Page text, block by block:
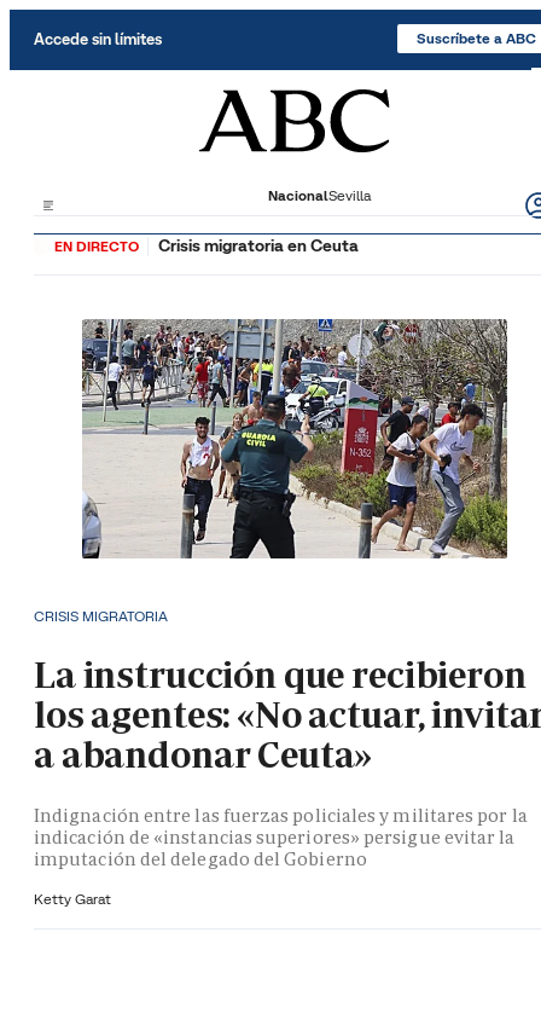
Accede sin límites Suscríbete a ABC
NacionalSevilla
EN DIRECTO Crisis migratoria en Ceuta
CRISIS MIGRATORIA
La instrucción que recibieron
los agentes: «No actuar,
a abandonar Ceuta»
Indignación entre las fuerzas policiales y militares por la
indicación de «instancias superiores» persigue evitar la
imputación del delegado del Gobierno
Ketty Garat